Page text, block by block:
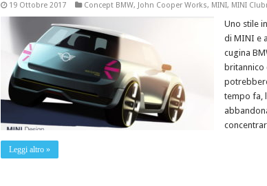
19 Ottobre 2017 Concept BMW, John Cooper Works, MINI, MINI
Uno stile
di MINI e
cugina
britannico
tempo fa,
Leggi altro »